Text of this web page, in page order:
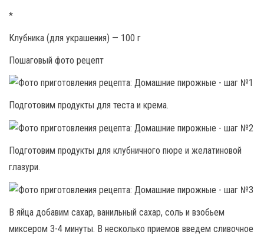
*
Клубника (для украшения) — 100 г
Пошаговый фото рецепт
Подготовим продукты для теста и крема.
Подготовим продукты для клубничного пюре и желатиновой
глазури.
В яйца добавим сахар, ванильный сахар, соль и взобьем
миксером 3-4 минуты. В несколько приемов введем сливочное